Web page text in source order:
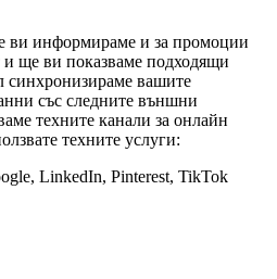
ви информираме и за промоции
ще ви показваме подходящи
синхронизираме вашите
със следните външни
техните канали за онлайн
техните услуги:
LinkedIn, Pinterest, TikTok